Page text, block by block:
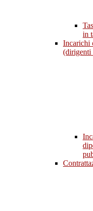
in
Incarichi
(dirigenti